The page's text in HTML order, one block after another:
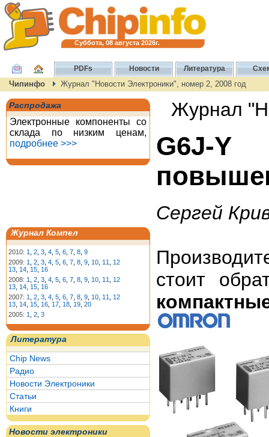
Суббота, 08 августа 2026г.
PDFs Новости Литература
Чипинфо Журнал "Новости Электроники", номер 2, 2008 год
Распродажа
Электронные компоненты со
склада по низким ценам,
подробнее >>>
Журнал Компел
2010: 1 2 3 4 5 6 7 8 9
2009: 1 2 3 4 5 6 7 8 9 10 11
12
13 14 15 16
2008: 1 2 3 4 5 6 7 8 9 10 11
12
13 14 15 16
2007: 1 2 3 4 5 6 7 8 9 10 11
12
13 14 15 16 17 18 19 20
2005: 1 2 3
Литература
Chip News
Радио
Новости Электроники
Статьи
Книги
Новости электроники
Журнал
G6J-
Сергей
стоит